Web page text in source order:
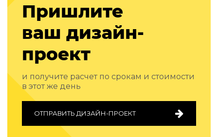
Пришлите
ваш дизайн-
проект
и получите расчет по срокам и стоимости
в этот же день
ОТПРАВИТЬ ДИЗАЙН-ПРОЕКТ